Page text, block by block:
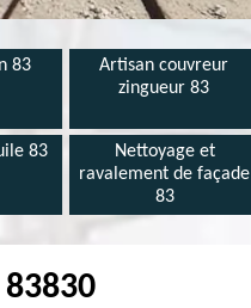
83
Artisan couvreur
zingueur 83
83
Nettoyage et
ravalement de façade
83